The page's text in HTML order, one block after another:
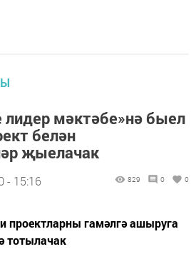
лидер мәктәбе»нә быел
белән
җыелачак
- 15:16 829 0 0
проектларны гамәлгә ашыруга
тотылачак